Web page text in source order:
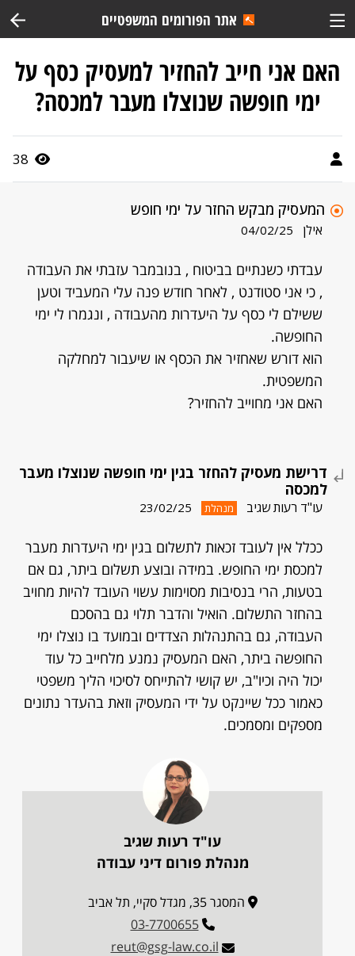
אתר הפורומים המשפטיים
האם אני חייב להחזיר למעסיק כסף על
ימי חופשה שנוצלו מעבר למכסה?
38
המעסיק מבקש החזר על ימי חופש
אילן 04/02/25
עבדתי כשנתיים בביטוח , בנובמבר עזבתי את העבודה
, כי אני סטודנט , לאחר חודש פנה עלי המעביד וטען
ששילם לי כסף על היעדרות מהעבודה , ונגמרו לי ימי
החופשה.
הוא דורש שאחזיר את הכסף או שיעבור למחלקה
המשפטית.
האם אני מחוייב להחזיר?
דרישת מעסיק להחזר בגין ימי חופשה שנוצלו מעבר
למכסה
עו"ד רעות שגיב מנהלת 23/02/25
ככלל אין לעובד זכאות לתשלום בגין ימי היעדרות מעבר
למכסת ימי החופש. במידה ובוצע תשלום ביתר, גם אם
בטעות, הרי בנסיבות מסוימות עשוי העובד להיות מחויב
בהחזר התשלום. הואיל והדבר תלוי גם בהסכם
העבודה, גם בהתנהלות הצדדים ובמועד בו נוצלו ימי
החופשה ביתר, האם המעסיק נמנע מלחייב כל עוד
יכול היה וכיו"ב, יש קושי להתייחס לסיכוי הליך משפטי
כאמור ככל שיינקט על ידי המעסיק וזאת בהעדר נתונים
מספקים ומסמכים.
עו"ד רעות שגיב
מנהלת פורום דיני עבודה
המסגר 35, מגדל סקיי, תל אביב
03-7700655
reut@gsg-law.co.il